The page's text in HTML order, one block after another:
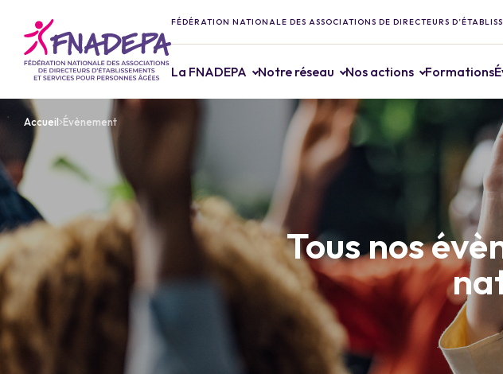
FÉDÉRATION NATIONALE DES ASSOCIATIONS DE DIRECTEURS
La FNADEPA Notre réseau Nos actions Formations
Accueil Évènement
Tous nos